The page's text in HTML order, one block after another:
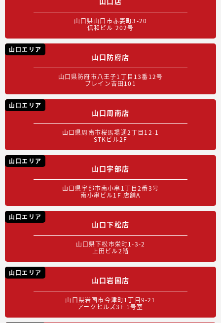
山口県山口市赤妻町3-20
信和ビル 202号
山口エリア
山口防府店
山口県防府市八王子1丁目13番12号
ブレイン吉田101
山口エリア
山口周南店
山口県周南市桜馬場通2丁目12-1
STKビル2F
山口エリア
山口宇部店
山口県宇部市南小串1丁目2番3号
南小串ビル1F 店舗A
山口エリア
山口下松店
山口県下松市栄町1-3-2
上田ビル2階
山口エリア
山口岩国店
山口県岩国市今津町1丁目9-21
アークヒルズ3F 1号室